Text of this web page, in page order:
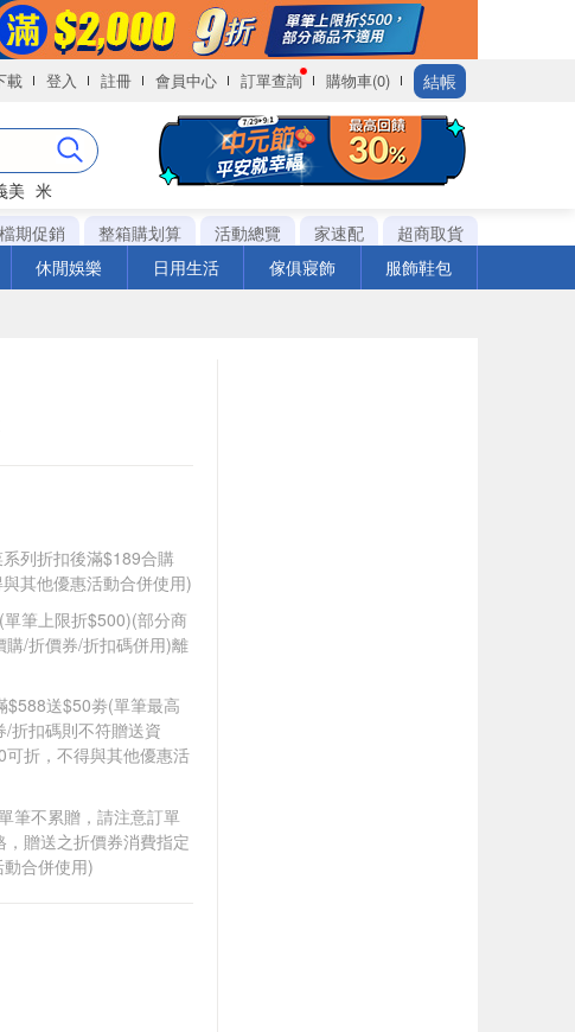
載 登入 註冊 會員中心 訂單查詢 購物車(0) 結帳
美 米
檔期促銷 整箱購划算 活動總覽 家速配
超商取貨
休閒娛樂 日用生活 傢俱寢飾 服飾鞋包
列折扣後滿$189合購
其他優惠活動合併使用)
筆上限折$500)(部分商
/折價券/折扣碼併用)離
$588送$50劵(單筆最高
折扣碼則不符贈送資
折，不得與其他優惠活
筆不累贈，請注意訂單
贈送之折價券消費指定
合併使用)